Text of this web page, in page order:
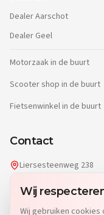
Wij
Wij gebruiken
DealerAarschot
Dealer Geel
Motorzaak in de buurt
Scooter shop in de buurt
Fietsenwinkel in de buurt
Contact
Liersesteenweg 238
2220 Heist-op-den-
info@dgwheels.be